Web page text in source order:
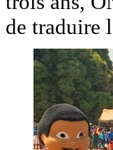
de traduire